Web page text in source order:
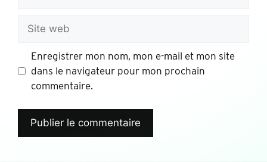
Enregistrer mon nom, mon e-mail et mon site
dans le navigateur pour mon prochain
commentaire.